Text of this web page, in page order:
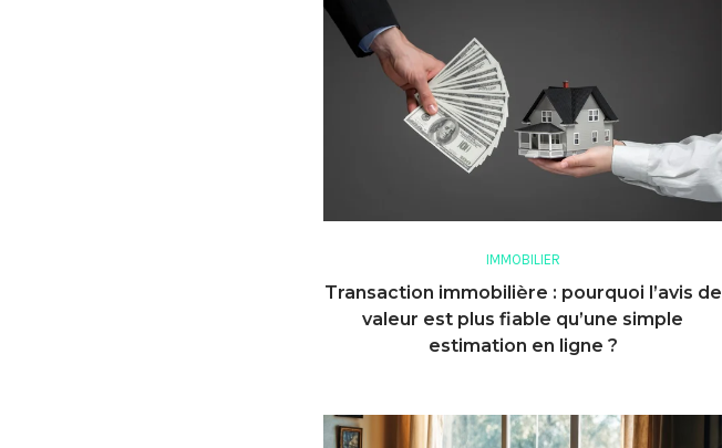
IMMOBILIER
Transaction immobilière : pourquoi l’avis de
valeur est plus fiable qu’une simple
estimation en ligne ?